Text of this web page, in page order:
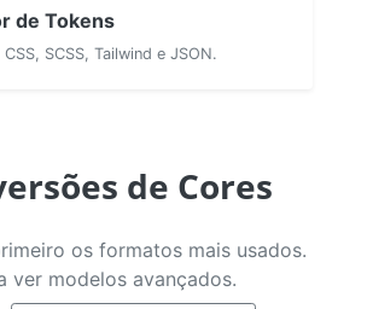
de Tokens
SCSS, Tailwind e JSON.
de Cores
os formatos mais usados.
ver modelos avançados.